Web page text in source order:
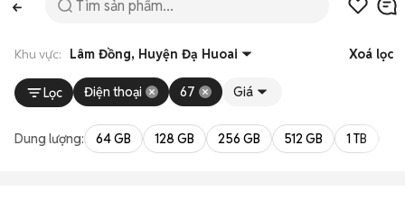
Khu vực: Lâm Đồng, Huyện Đạ Huoai Xoá lọc
Lọc Điện thoại 67 Giá
Dung lượng: 64 GB 128 GB 256 GB 512 GB 1 TB